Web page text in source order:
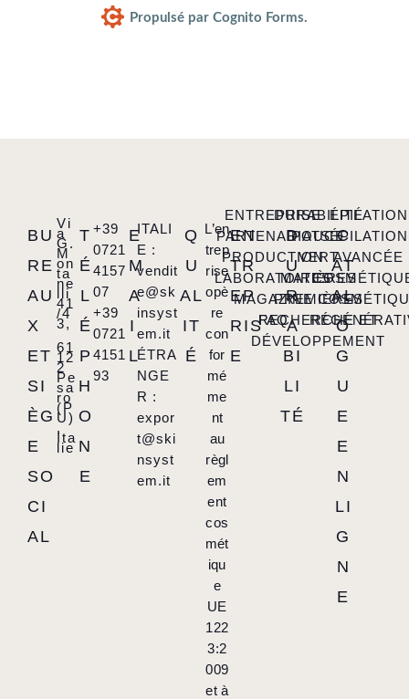
Propulsé par Cognito Forms.
BU
RE
AU
X
ET
SI
ÈG
E
SO
CI
AL
Vi
a
G.
M
on
ta
ne
lli
41
/4
3,
61
12
2
Pe
sa
ro
(P
U)
,
Ita
lie
T
É
L
É
P
H
O
N
E
+39
0721
4157
07
+39
0721
4151
93
E
M
A
I
L
ITALI
E :
vendit
e@sk
insyst
em.it
ÉTRA
NGE
R :
expor
t@ski
nsyst
em.it
Q
U
AL
IT
É
L’en
trep
rise
opè
re
con
for
mé
me
nt
au
règl
em
ent
cos
mét
iqu
e
UE
122
3:2
009
et à
EN
TR
EP
RIS
E
ENTREPRISE
PARTENARIATS
PRODUCTION
LABORATOIRES
MAGAZINE
FAQ
D
U
R
A
BI
LI
TÉ
DURABILITÉ
POUCE
VERT
MATIÈRES
PREMIÈRES
RECHERCHE ET
DÉVELOPPEMENT
C
AT
AL
O
G
U
E
E
N
LI
G
N
E
ÉPILATION
ÉPILATION
AVANCÉE